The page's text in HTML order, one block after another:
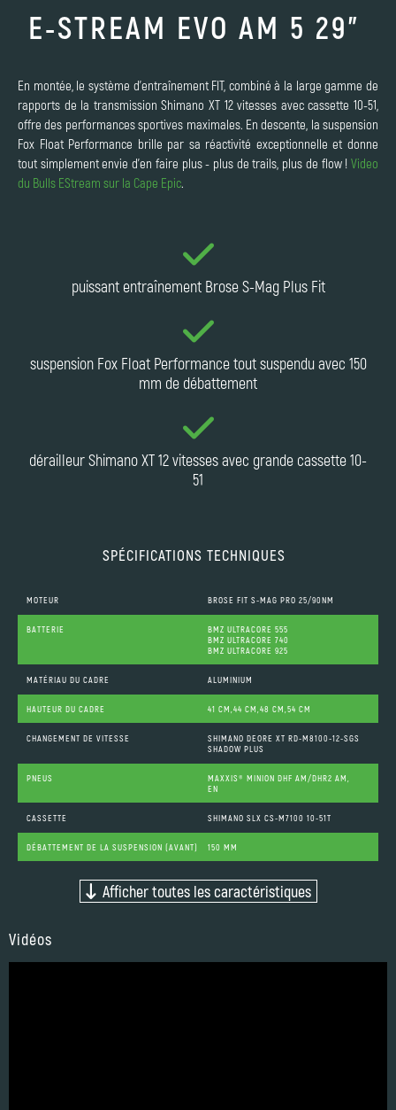
E-STREAM EVO AM 5 29"
En montée, le système d'entraînement FIT, combiné à la large gamme de
rapports de la transmission Shimano XT 12 vitesses avec cassette 10-51,
offre des performances sportives maximales. En descente, la suspension
Fox Float Performance brille par sa réactivité exceptionnelle et donne
tout simplement envie d'en faire plus - plus de trails, plus de flow ! Video
du Bulls EStream sur la Cape Epic
puissant entraînement Brose S-Mag Plus Fit
suspension Fox Float Performance tout suspendu avec 150
mm de débattement
dérailleur Shimano XT 12 vitesses avec grande cassette 10-
51
SPÉCIFICATIONS TECHNIQUES
MOTEUR BROSE FIT S-MAG PRO 25/90NM
BATTERIE
BMZ ULTRACORE 555
BMZ ULTRACORE 740
BMZ ULTRACORE 925
MATÉRIAU DU CADRE ALUMINIUM
HAUTEUR DU CADRE 41 CM,44 CM,48 CM,54 CM
CHANGEMENT DE VITESSE
SHIMANO DEORE XT RD-M8100-12-SGS
SHADOW PLUS
PNEUS
MAXXIS® MINION DHF AM/DHR2 AM,
EN
CASSETTE SHIMANO SLX CS-M7100 10-51T
DÉBATTEMENT DE LA SUSPENSION (AVANT) 150 MM
Afficher toutes les caractéristiques
Vidéos